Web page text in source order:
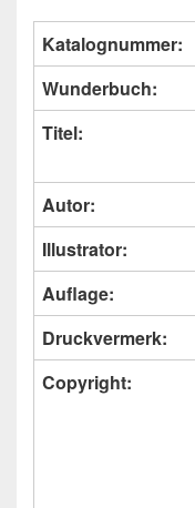
Katalognummer:
Wunderbuch:
Titel:
Autor:
Illustrator:
Auflage:
Druckvermerk:
Copyright: